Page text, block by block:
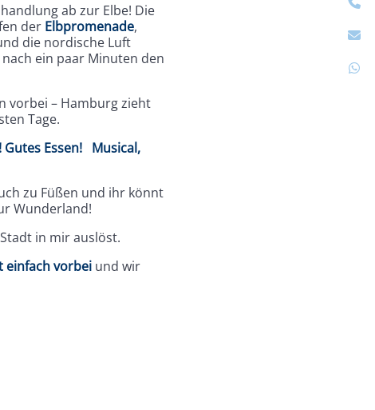
ab zur Elbe! Die
der Elbpromenade,
die nordische Luft
ein paar Minuten den
vorbei – Hamburg zieht
Tage.
Essen! Musical,
zu Füßen und ihr könnt
Wunderland!
in mir auslöst.
einfach vorbei und wir